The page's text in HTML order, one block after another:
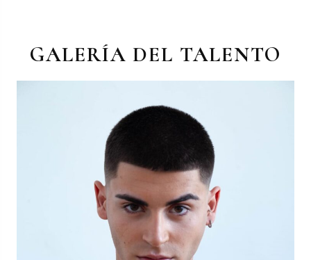
GALERÍA DEL TALENTO